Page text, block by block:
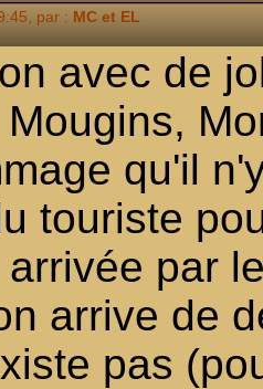
par : MC et EL
avec de
qu'il
touriste
par
arrive de
pas